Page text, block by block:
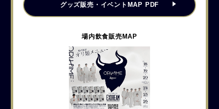
グッズ販売・イベント MAP PDF
場内飲食販売MAP